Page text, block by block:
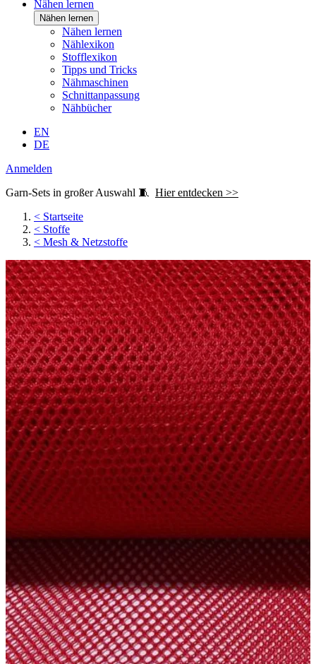
Nähen lernen
Nähen lernen
Nähen lernen
Nählexikon
Stofflexikon
Tipps und Tricks
Nähmaschinen
Schnittanpassung
Nähbücher
EN
DE
Anmelden
Garn-Sets in großer Auswahl 🧵 Hier entdecken >>
< Startseite
< Stoffe
< Mesh & Netzstoffe